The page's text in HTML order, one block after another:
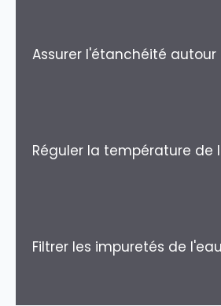
Assurer l'étanchéité
Réguler la température de
Filtrer les impuretés de l'eau